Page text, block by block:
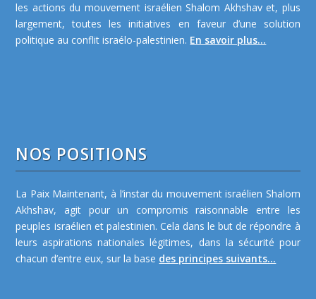
les actions du mouvement israélien Shalom Akhshav et, plus
largement, toutes les initiatives en faveur d’une solution
politique au conflit israélo-palestinien. En savoir plus...
NOS POSITIONS
La Paix Maintenant, à l’instar du mouvement israélien Shalom
Akhshav, agit pour un compromis raisonnable entre les
peuples israélien et palestinien. Cela dans le but de répondre à
leurs aspirations nationales légitimes, dans la sécurité pour
chacun d’entre eux, sur la base des principes suivants...